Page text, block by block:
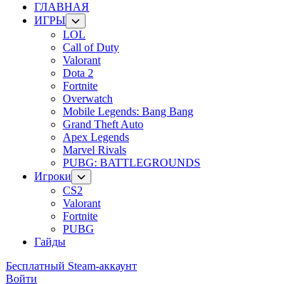
ГЛАВНАЯ
ИГРЫ
LOL
Call of Duty
Valorant
Dota 2
Fortnite
Overwatch
Mobile Legends: Bang Bang
Grand Theft Auto
Apex Legends
Marvel Rivals
PUBG: BATTLEGROUNDS
Игроки
CS2
Valorant
Fortnite
PUBG
Гайды
Бесплатный Steam-аккаунт
Войти